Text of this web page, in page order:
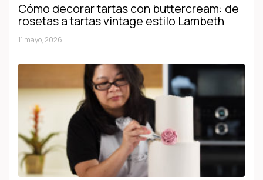
Cómo decorar tartas con buttercream: de
rosetas a tartas vintage estilo Lambeth
11 mayo, 2026